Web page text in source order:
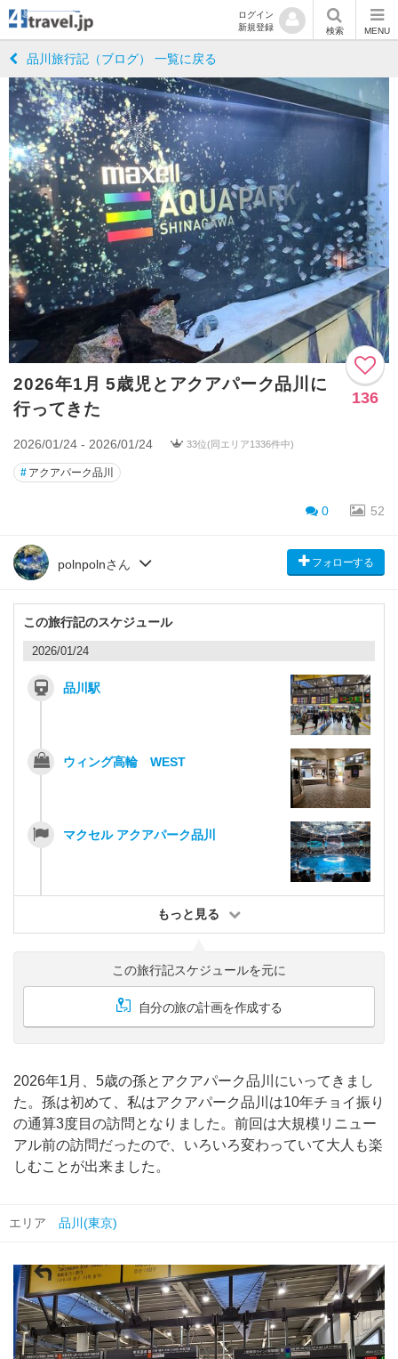
ログイン
新規登録
検索 MENU
品川旅行記（ブログ） 一覧に戻る
2026年1月 5歳児とアクアパーク品川に
行ってきた
136
2026/01/24 - 2026/01/24 33位(同エリア1336件中)
# アクアパーク品川
0 52
polnpolnさん フォローする
この旅行記のスケジュール
2026/01/24
品川駅
ウィング高輪 WEST
マクセル アクアパーク品川
もっと見る
この旅行記スケジュールを元に
自分の旅の計画を作成する
2026年1月、5歳の孫とアクアパーク品川にいってきまし
た。孫は初めて、私はアクアパーク品川は10年チョイ振り
の通算3度目の訪問となりました。前回は大規模リニュー
アル前の訪問だったので、いろいろ変わっていて大人も楽
しむことが出来ました。
エリア 品川(東京)